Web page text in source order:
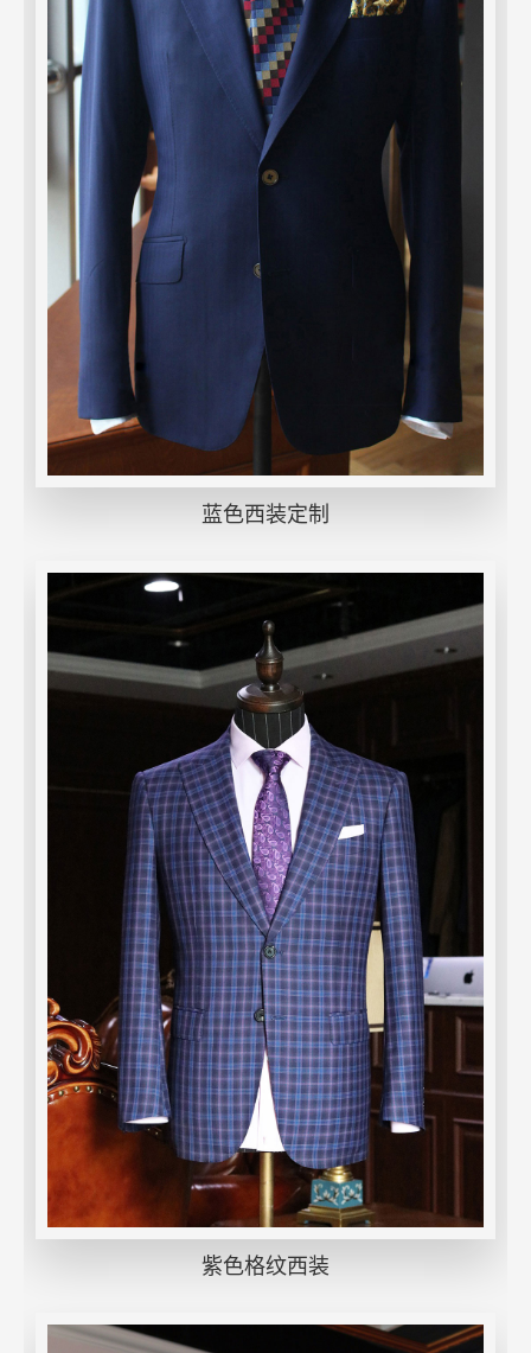
蓝色西装定制
紫色格纹西装